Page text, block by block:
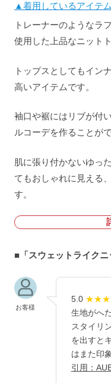
▲着用しているアイテ
トレーナーのようなラ
使用した上品なニット
トップスとしてもイン
高いアイテムです。
袖口や裾にはリブが付
ルコーデを作ることが
肌に張り付かないゆっ
てもおしゃれに見える
す。
■「スウェットライク
お客様
5.0
生地がへ
スタイリ
を出すと
はまた印
引用：